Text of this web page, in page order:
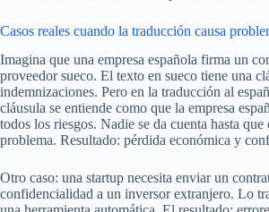
Casos reales cuando la traducción causa
Imagina que una empresa española firma un
proveedor sueco. El texto en sueco tiene una
indemnizaciones. Pero en la traducción al
cláusula se entiende como que la empresa
todos los riesgos. Nadie se da cuenta hasta que
problema. Resultado: pérdida económica y
Otro caso: una startup necesita enviar un
confidencialidad a un inversor extranjero. Lo